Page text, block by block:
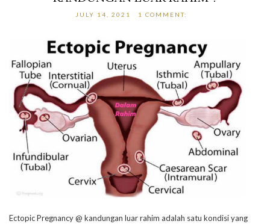
JULY 14, 2021 1 COMMENT:
Ectopic Pregnancy @ kandungan luar rahim adalah satu kondisi yang